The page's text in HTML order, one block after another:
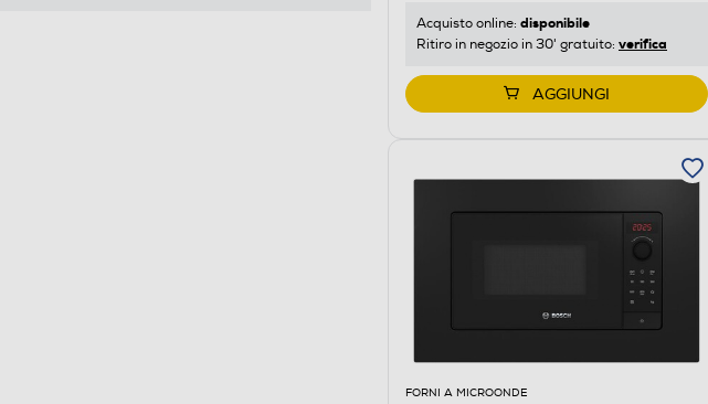
Acquisto online: disponibile
Ritiro in negozio in 30' gratuito: verifica
AGGIUNGI
FORNI A MICROONDE